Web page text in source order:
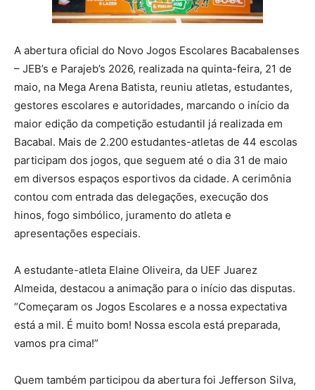
A abertura oficial do Novo Jogos Escolares Bacabalenses
– JEB’s e Parajeb’s 2026, realizada na quinta-feira, 21 de
maio, na Mega Arena Batista, reuniu atletas, estudantes,
gestores escolares e autoridades, marcando o início da
maior edição da competição estudantil já realizada em
Bacabal. Mais de 2.200 estudantes-atletas de 44 escolas
participam dos jogos, que seguem até o dia 31 de maio
em diversos espaços esportivos da cidade. A cerimônia
contou com entrada das delegações, execução dos
hinos, fogo simbólico, juramento do atleta e
apresentações especiais.
A estudante-atleta Elaine Oliveira, da UEF Juarez
Almeida, destacou a animação para o início das disputas.
“Começaram os Jogos Escolares e a nossa expectativa
está a mil. É muito bom! Nossa escola está preparada,
vamos pra cima!”
Quem também participou da abertura foi Jefferson Silva,